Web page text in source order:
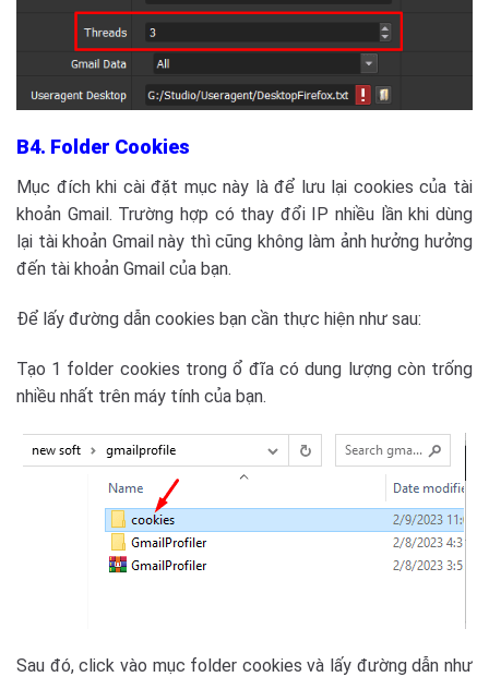
B4. Folder Cookies
Mục đích khi cài đặt mục này là để lưu lại cookies của tài
khoản Gmail. Trường hợp có thay đổi IP nhiều lần khi dùng
lại tài khoản Gmail này thì cũng không làm ảnh hưởng hưởng
đến tài khoản Gmail của bạn.
Để lấy đường dẫn cookies bạn cần thực hiện như sau:
Tạo 1 folder cookies trong ổ đĩa có dung lượng còn trống
nhiều nhất trên máy tính của bạn.
Sau đó, click vào mục folder cookies và lấy đường dẫn như